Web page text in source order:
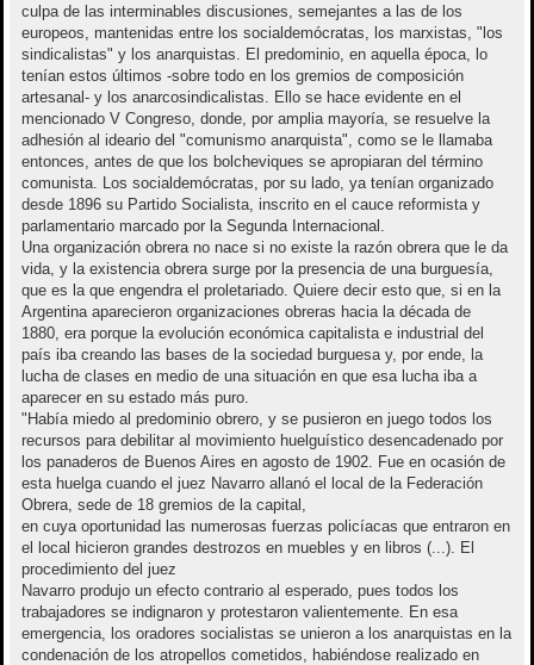
culpa de las interminables discusiones, semejantes a las de los
europeos, mantenidas entre los socialdemócratas, los marxistas, "los
sindicalistas" y los anarquistas. El predominio, en aquella época, lo
tenían estos últimos -sobre todo en los gremios de composición
artesanal- y los anarcosindicalistas. Ello se hace evidente en el
mencionado V Congreso, donde, por amplia mayoría, se resuelve la
adhesión al ideario del "comunismo anarquista", como se le llamaba
entonces, antes de que los bolcheviques se apropiaran del término
comunista. Los socialdemócratas, por su lado, ya tenían organizado
desde 1896 su Partido Socialista, inscrito en el cauce reformista y
parlamentario marcado por la Segunda Internacional.
Una organización obrera no nace si no existe la razón obrera que le da
vida, y la existencia obrera surge por la presencia de una burguesía,
que es la que engendra el proletariado. Quiere decir esto que, si en la
Argentina aparecieron organizaciones obreras hacia la década de
1880, era porque la evolución económica capitalista e industrial del
país iba creando las bases de la sociedad burguesa y, por ende, la
lucha de clases en medio de una situación en que esa lucha iba a
aparecer en su estado más puro.
"Había miedo al predominio obrero, y se pusieron en juego todos los
recursos para debilitar al movimiento huelguístico desencadenado por
los panaderos de Buenos Aires en agosto de 1902. Fue en ocasión de
esta huelga cuando el juez Navarro allanó el local de la Federación
Obrera, sede de 18 gremios de la capital,
en cuya oportunidad las numerosas fuerzas policíacas que entraron en
el local hicieron grandes destrozos en muebles y en libros (...). El
procedimiento del juez
Navarro produjo un efecto contrario al esperado, pues todos los
trabajadores se indignaron y protestaron valientemente. En esa
emergencia, los oradores socialistas se unieron a los anarquistas en la
condenación de los atropellos cometidos, habiéndose realizado en